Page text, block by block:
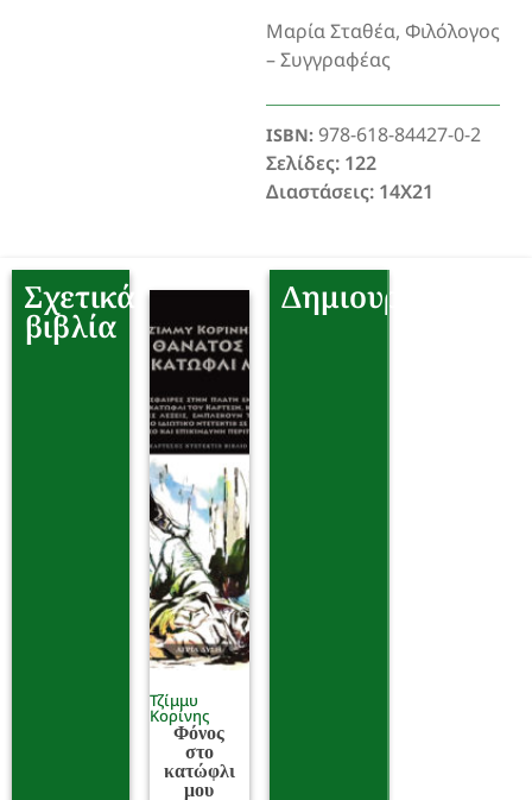
Μαρία Σταθέα, Φιλόλογος
– Συγγραφέας
ISBN: 978-618-84427-0-2
Σελίδες: 122
Διαστάσεις: 14X21
Σχετικά
βιβλία
Τζίμμυ
Κορίνης
Φόνος
στο
κατώφλι
μου
Δημιουργοί